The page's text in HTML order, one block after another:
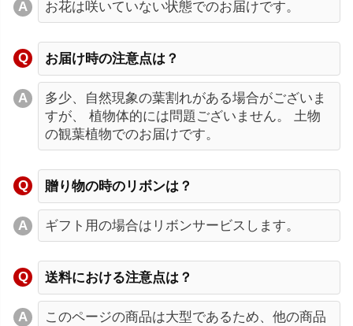
お花は咲いていない状態でのお届けです。
お届け時の注意点は？
多少、自然現象の葉割れがある場合がございま
すが、 植物体的には問題ございません。 土物
の観葉植物でのお届けです。
贈り物の時のリボンは？
ギフト用の場合はリボンサービスします。
送料における注意点は？
このページの商品は大型であるため、他の商品